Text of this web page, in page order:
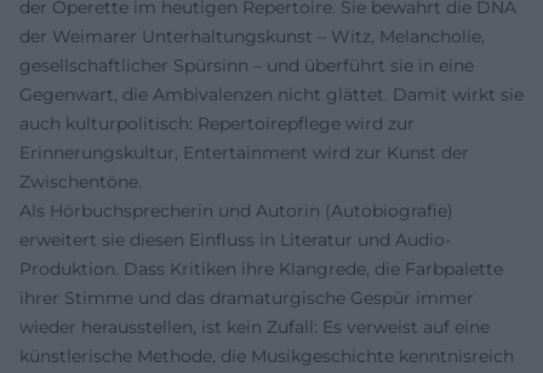
der Operette im heutigen Repertoire. Sie bewahrt die DNA
der Weimarer Unterhaltungskunst – Witz, Melancholie,
gesellschaftlicher Spürsinn – und überführt sie in eine
Gegenwart, die Ambivalenzen nicht glättet. Damit wirkt sie
auch kulturpolitisch: Repertoirepflege wird zur
Erinnerungskultur, Entertainment wird zur Kunst der
Zwischentöne.
Als Hörbuchsprecherin und Autorin (Autobiografie)
erweitert sie diesen Einfluss in Literatur und Audio-
Produktion. Dass Kritiken ihre Klangrede, die Farbpalette
ihrer Stimme und das dramaturgische Gespür immer
wieder herausstellen, ist kein Zufall: Es verweist auf eine
künstlerische Methode, die Musikgeschichte kenntnisreich